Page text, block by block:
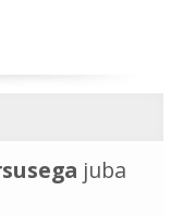
juba